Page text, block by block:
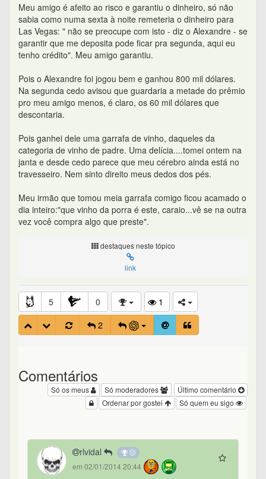
Meu amigo é afeito ao risco e garantiu o dinheiro, só não
sabia como numa sexta à noite remeteria o dinheiro para
Las Vegas: " não se preocupe com isto - diz o Alexandre - se
garantir que me deposita pode ficar pra segunda, aqui eu
tenho crédito". Meu amigo garantiu.
Pois o Alexandre foi jogou bem e ganhou 800 mil dólares.
Na segunda cedo avisou que guardaria a metade do prêmio
pro meu amigo menos, é claro, os 60 mil dólares que
descontaria.
Pois ganhei dele uma garrafa de vinho, daqueles da
categoria de vinho de padre. Uma delícia....tomei ontem na
janta e desde cedo parece que meu cérebro ainda está no
travesseiro. Nem sinto direito meus dedos dos pés.
Meu irmão que tomou meia garrafa comigo ficou acamado o
dia inteiro:"que vinho da porra é este, caraio...vê se na outra
vez você compra algo que preste".
destaques neste tópico
link
5 0
1
2
Comentários
Último comentário
Só moderadores
Só os meus
Só quem eu sigo
Ordenar por gostei
rlvidal
em 02/01/2014 20:44